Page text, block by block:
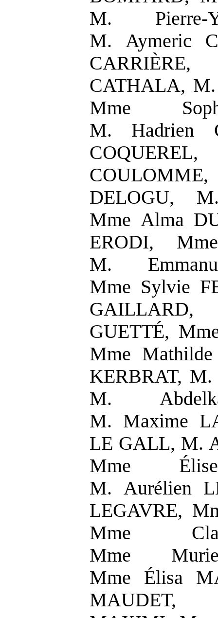
M. Pierre-
M. Aymeric
CATHALA, M.
Mme
M. Hadrien
DELOGU,
Mme Alma
ERODI,
M.
Mme Sylvie
GUETTÉ,
Mme
KERBRAT,
M.
M. Maxime
LE GALL, M.
Mme Élise
M. Aurélien
LEGAVRE,
Mme
Mme
Mme Élisa
MAUDET,